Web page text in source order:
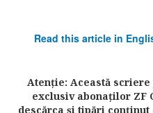
Read this article in
Atenţie: Această
exclusiv abonaţilor ZF
descărca şi tipări